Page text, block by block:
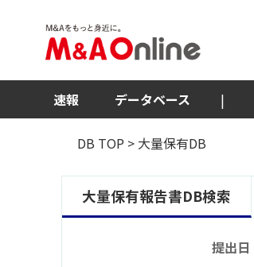
速報 データベース |
DB TOP > 大量保有DB
大量保有報告書DB検索
提出日